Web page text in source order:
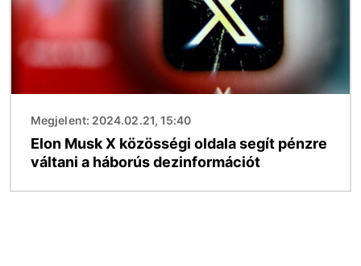
Megjelent: 2024.02.21, 15:40
Elon Musk X közösségi oldala segít pénzre
váltani a háborús dezinformációt